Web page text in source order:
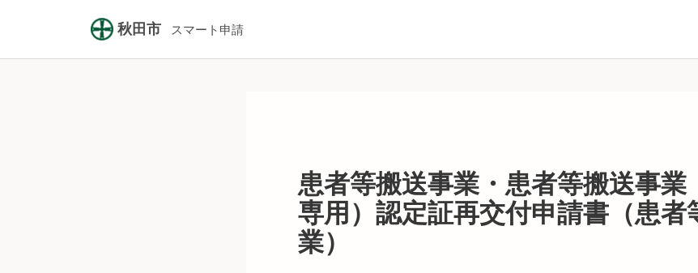
秋田市 スマート申請
患者等搬送事業・患者等搬送事業
専用）認定証再交付申請書（患者
業）